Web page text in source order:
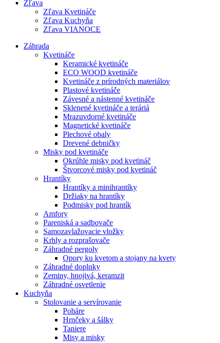
Zľava
Zľava Kvetináče
Zľava Kuchyňa
Zľava VIANOCE
Záhrada
Kvetináče
Keramické kvetináče
ECO WOOD kvetináče
Kvetináče z prírodných materiálov
Plastové kvetináče
Závesné a nástenné kvetináče
Sklenené kvetináče a teráriá
Mrazuvdorné kvetináče
Magnetické kvetináče
Plechové obaly
Drevené debničky
Misky pod kvetináče
Okrúhle misky pod kvetináč
Štvorcové misky pod kvetináč
Hrantíky
Hrantíky a minihrantíky
Držiaky na hrantíky
Podmisky pod hrantík
Amfory
Pareniská a sadbovače
Samozavlažovacie vložky
Krhly a rozprašovače
Záhradné pergoly
Opory ku kvetom a stojany na kvety
Záhradné doplnky
Zeminy, hnojivá, keramzit
Záhradné osvetlenie
Kuchyňa
Stolovanie a servírovanie
Poháre
Hrnčeky a šálky
Taniere
Misy a misky